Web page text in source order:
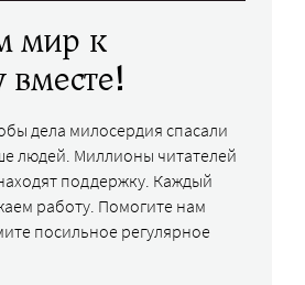
мир к
дела милосердия спасали
людей. Миллионы читателей
поддержку. Каждый
работу. Помогите нам
посильное регулярное